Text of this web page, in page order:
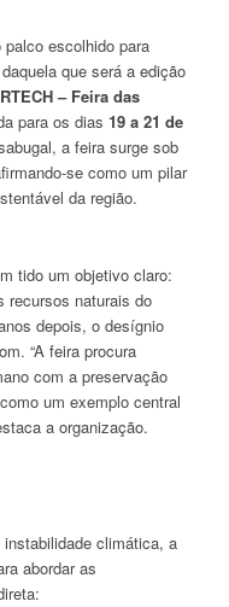
escolhido para
que será a edição
– Feira das
para os dias 19 a 21 de
a feira surge sob
se como um pilar
da região.
tido um objetivo claro:
recursos naturais do
depois, o desígnio
“A feira procura
com a preservação
um exemplo central
a organização.
climática, a
abordar as